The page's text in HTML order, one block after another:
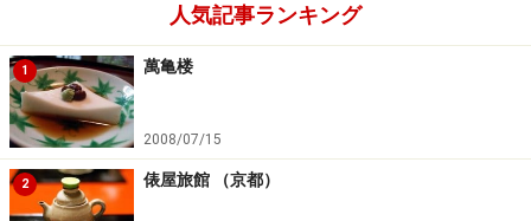
人気記事ランキング
1 萬亀楼
2008/07/15
2 俵屋旅館 （京都）